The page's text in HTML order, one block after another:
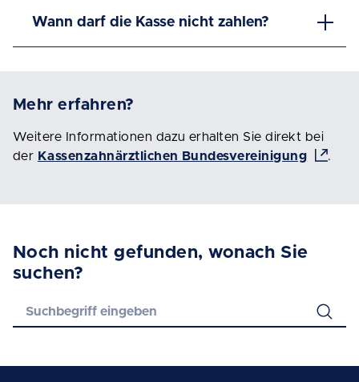
Wann darf die Kasse nicht zahlen?
Mehr erfahren?
Weitere Informationen dazu erhalten Sie direkt bei
der Kassenzahnärztlichen Bundesvereinigung .
Noch nicht gefunden, wonach Sie
suchen?